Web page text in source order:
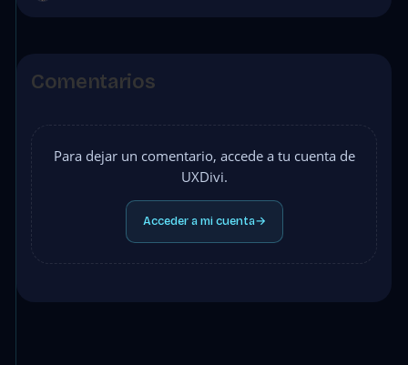
Comentarios
Para dejar un comentario, accede a tu cuenta de
UXDivi.
Acceder a mi cuenta→